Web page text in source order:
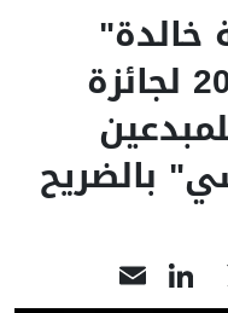
بمناسبة الذكرى الـ20 لجائزة
بالضريح
LinkedIn